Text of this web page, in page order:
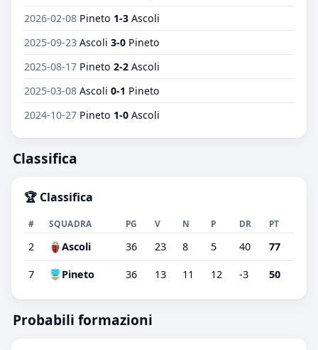
2026-02-08 Pineto 1-3 Ascoli
2025-09-23 Ascoli 3-0 Pineto
2025-08-17 Pineto 2-2 Ascoli
2025-03-08 Ascoli 0-1 Pineto
2024-10-27 Pineto 1-0 Ascoli
Classifica
🏆 Classifica
# SQUADRA PG V N P DR PT
2 Ascoli 36 23 8 5 40 77
7 Pineto 36 13 11 12 -3 50
Probabili formazioni